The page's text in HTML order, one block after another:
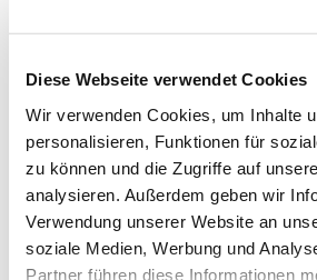
Diese Webseite verwendet Cookies
Wir verwenden Cookies, um Inhalte
personalisieren, Funktionen für
zu können und die Zugriffe auf
analysieren. Außerdem geben wir
Verwendung unserer Website an
soziale Medien, Werbung und
Partner führen diese Informationen
Montag, 18. Januar